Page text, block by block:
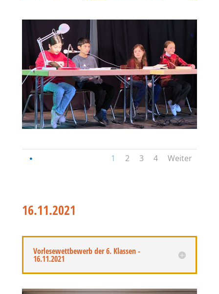
1 2 3 4 Weiter
16.11.2021
Vorlesewettbewerb der 6. Klassen -
16.11.2021